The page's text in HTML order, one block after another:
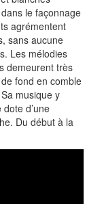
le façonnage
agrémentent
sans aucune
Les mélodies
demeurent très
fond en comble
musique y
d’une
Du début à la